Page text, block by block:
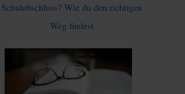
Schulabschluss? Wie du den richtigen
Weg findest